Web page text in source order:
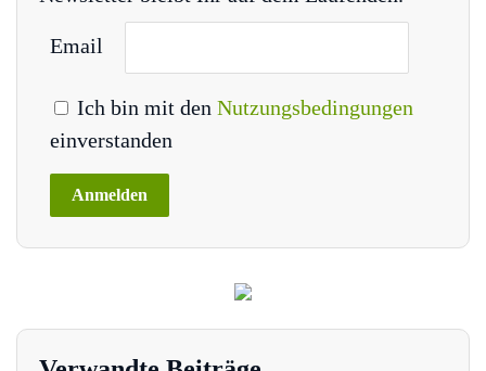
Email
Ich bin mit den Nutzungsbedingungen
einverstanden